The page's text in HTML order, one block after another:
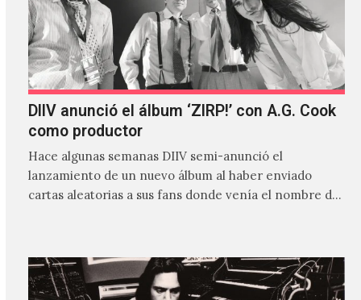
DIIV anunció el álbum ‘ZIRP!’ con A.G. Cook
como productor
Hace algunas semanas DIIV semi-anunció el
lanzamiento de un nuevo álbum al haber enviado
cartas aleatorias a sus fans donde venía el nombre de